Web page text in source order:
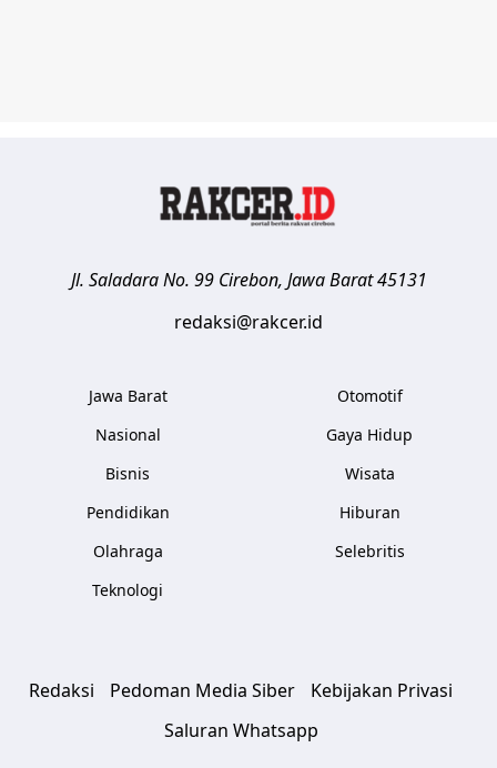
Jl. Saladara No. 99 Cirebon, Jawa Barat 45131
redaksi@rakcer.id
Jawa Barat
Nasional
Bisnis
Pendidikan
Olahraga
Teknologi
Otomotif
Gaya Hidup
Wisata
Hiburan
Selebritis
Redaksi Pedoman Media Siber
Kebijakan Privasi
Saluran Whatsapp